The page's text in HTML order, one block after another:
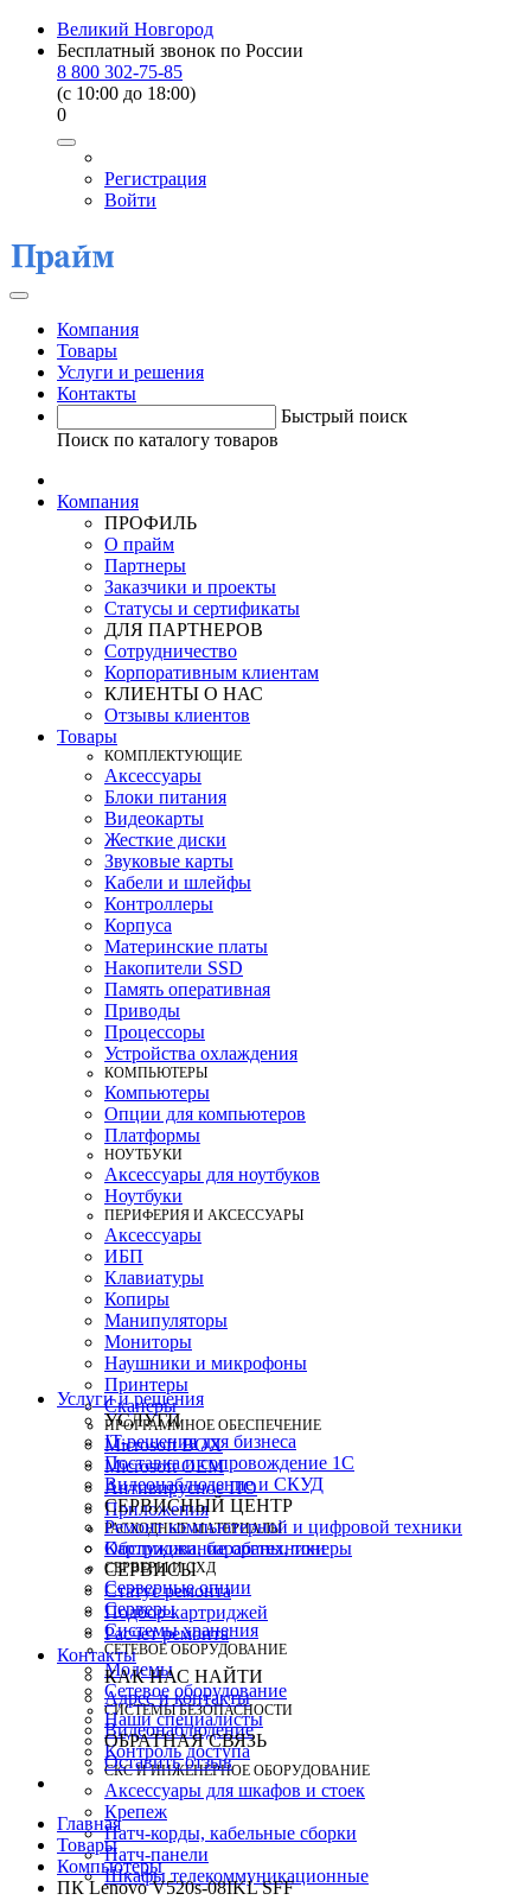
Великий Новгород
Бесплатный звонок по России
8 800 302-75-85
(c 10:00 до 18:00)
0
Регистрация
Войти
Компания
Товары
Услуги и решения
Контакты
Быстрый поиск
Поиск по каталогу товаров
Компания
ПРОФИЛЬ
О прайм
Партнеры
Заказчики и проекты
Статусы и сертификаты
ДЛЯ ПАРТНЕРОВ
Сотрудничество
Корпоративным клиентам
КЛИЕНТЫ О НАС
Отзывы клиентов
Товары
КOМПЛЕКТУЮЩИЕ
Аксессуары
Блоки питания
Видеокарты
Жесткие диски
Звуковые карты
Кабели и шлейфы
Контроллеры
Корпуса
Материнские платы
Накопители SSD
Память оперативная
Приводы
Процессоры
Устройства охлаждения
КОМПЬЮТЕРЫ
Компьютеры
Опции для компьютеров
Платформы
НОУТБУКИ
Аксессуары для ноутбуков
Ноутбуки
ПЕРИФЕРИЯ И АКСЕССУАРЫ
Аксессуары
ИБП
Клавиатуры
Копиры
Манипуляторы
Мониторы
Наушники и микрофоны
Принтеры
Сканеры
ПРОГРАММНОЕ ОБЕСПЕЧЕНИЕ
Microsoft BOX
Microsoft OEM
Антивирусное ПО
Приложения
РАСХОДНЫЕ МАТЕРИАЛЫ
Картриджи, барабаны, тонеры
СЕРВЕРЫ И СХД
Серверные опции
Серверы
Системы хранения
СЕТЕВОЕ ОБОРУДОВАНИЕ
Модемы
Сетевое оборудование
СИСТЕМЫ БЕЗОПАСНОСТИ
Видеонаблюдение
Контроль доступа
СКС И ИНЖЕНЕРНОЕ ОБОРУДОВАНИЕ
Аксессуары для шкафов и стоек
Крепеж
Патч-корды, кабельные сборки
Патч-панели
Шкафы телекоммуникационные
Услуги и решения
УСЛУГИ
IT-решения для бизнеса
Поставка и сопровождение 1C
Видеонаблюдение и СКУД
СЕРВИСНЫЙ ЦЕНТР
Ремонт компьютерной и цифровой техники
Обслуживание оргтехники
СЕРВИСЫ
Статус ремонта
Подбор картриджей
Расчет ремонта
Контакты
КАК НАС НАЙТИ
Адрес и контакты
Наши специалисты
ОБРАТНАЯ СВЯЗЬ
Оставить отзыв
Главная
Товары
Компьютеры
ПК Lenovo V520s-08IKL SFF